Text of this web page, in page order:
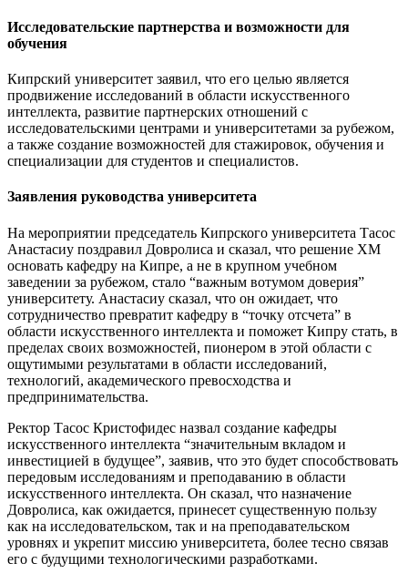
Исследовательские партнерства и возможности для
обучения
Кипрский университет заявил, что его целью является
продвижение исследований в области искусственного
интеллекта, развитие партнерских отношений с
исследовательскими центрами и университетами за рубежом,
а также создание возможностей для стажировок, обучения и
специализации для студентов и специалистов.
Заявления руководства университета
На мероприятии председатель Кипрского университета Тасос
Анастасиу поздравил Довролиса и сказал, что решение ХМ
основать кафедру на Кипре, а не в крупном учебном
заведении за рубежом, стало “важным вотумом доверия”
университету. Анастасиу сказал, что он ожидает, что
сотрудничество превратит кафедру в “точку отсчета” в
области искусственного интеллекта и поможет Кипру стать, в
пределах своих возможностей, пионером в этой области с
ощутимыми результатами в области исследований,
технологий, академического превосходства и
предпринимательства.
Ректор Тасос Кристофидес назвал создание кафедры
искусственного интеллекта “значительным вкладом и
инвестицией в будущее”, заявив, что это будет способствовать
передовым исследованиям и преподаванию в области
искусственного интеллекта. Он сказал, что назначение
Довролиса, как ожидается, принесет существенную пользу
как на исследовательском, так и на преподавательском
уровнях и укрепит миссию университета, более тесно связав
его с будущими технологическими разработками.